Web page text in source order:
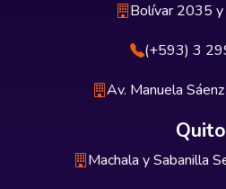
Bolívar 2035 y
(+593) 3
Av. Manuela
Quito
Machala y Sabanilla